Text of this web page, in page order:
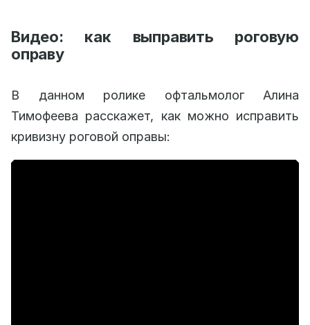
Видео: как выправить роговую
оправу
В данном ролике офтальмолог Алина
Тимофеева расскажет, как можно исправить
кривизну роговой оправы: